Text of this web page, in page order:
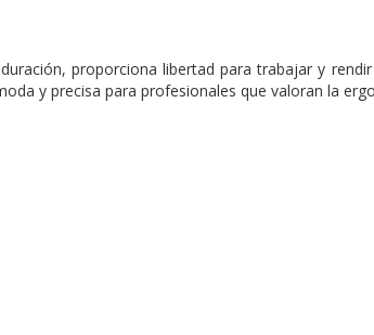
proporciona libertad para trabajar y
y precisa para profesionales que valoran la